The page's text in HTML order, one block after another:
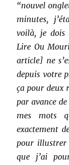
“nouvel
minutes,
voilà, je dois
Lire Ou
article] ne
depuis votre
ça pour deux
par avance
mes mots
exactement
pour illustrer
que j’ai